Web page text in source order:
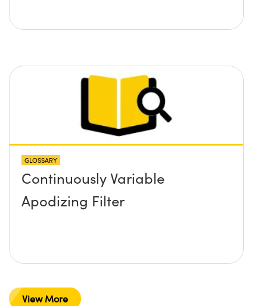
GLOSSARY
Continuously Variable
Apodizing Filter
View More